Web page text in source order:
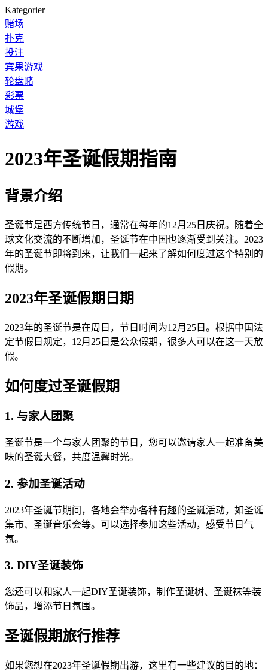
Kategorier
赌场
扑克
投注
宾果游戏
轮盘赌
彩票
城堡
游戏
2023年圣诞假期指南
背景介绍
圣诞节是西方传统节日，通常在每年的12月25日庆祝。随着全
球文化交流的不断增加，圣诞节在中国也逐渐受到关注。2023
年的圣诞节即将到来，让我们一起来了解如何度过这个特别的
假期。
2023年圣诞假期日期
2023年的圣诞节是在周日，节日时间为12月25日。根据中国法
定节假日规定，12月25日是公众假期，很多人可以在这一天放
假。
如何度过圣诞假期
1. 与家人团聚
圣诞节是一个与家人团聚的节日，您可以邀请家人一起准备美
味的圣诞大餐，共度温馨时光。
2. 参加圣诞活动
2023年圣诞节期间，各地会举办各种有趣的圣诞活动，如圣诞
集市、圣诞音乐会等。可以选择参加这些活动，感受节日气
氛。
3. DIY圣诞装饰
您还可以和家人一起DIY圣诞装饰，制作圣诞树、圣诞袜等装
饰品，增添节日氛围。
圣诞假期旅行推荐
如果您想在2023年圣诞假期出游，这里有一些建议的目的地：